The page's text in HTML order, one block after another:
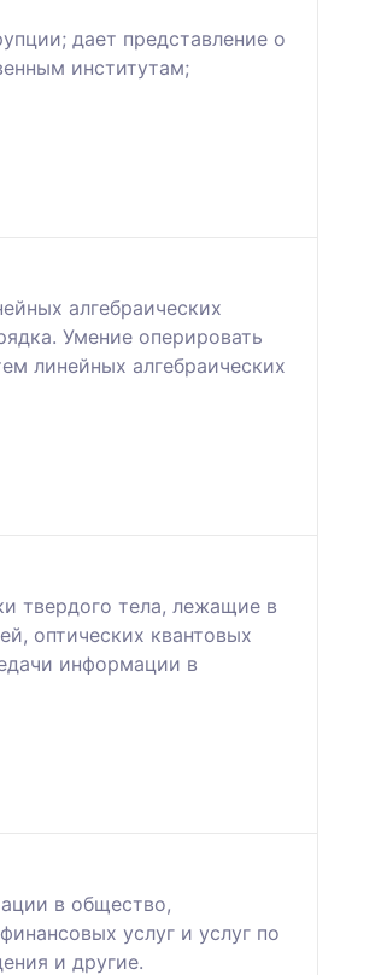
дает представление о
институтам;
алгебраических
Умение оперировать
линейных алгебраических
твердого тела, лежащие в
оптических квантовых
информации в
в общество,
услуг и услуг по
и другие.